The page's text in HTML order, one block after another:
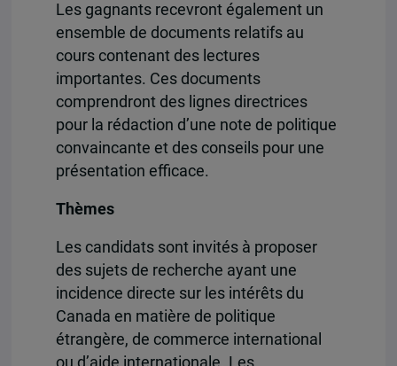
Les gagnants recevront également un
ensemble de documents relatifs au
cours contenant des lectures
importantes. Ces documents
comprendront des lignes directrices
pour la rédaction d’une note de politique
convaincante et des conseils pour une
présentation efficace.
Thèmes
Les candidats sont invités à proposer
des sujets de recherche ayant une
incidence directe sur les intérêts du
Canada en matière de politique
étrangère, de commerce international
ou d’aide internationale. Les